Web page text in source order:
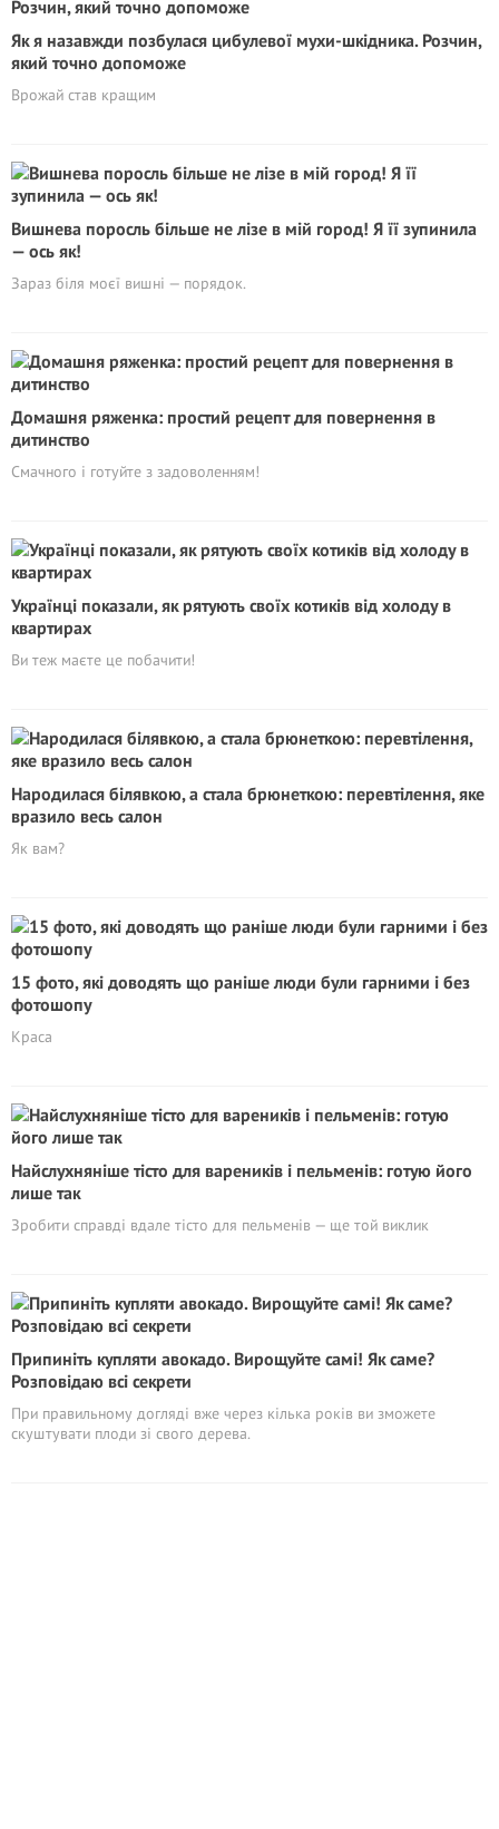
Як я назавжди позбулася цибулевої мухи-шкідника. Розчин,
який точно допоможе
Врожай став кращим
Вишнева поросль більше не лізе в мій город! Я її зупинила
— ось як!
Зараз біля моєї вишні — порядок.
Домашня ряженка: простий рецепт для повернення в
дитинство
Смачного і готуйте з задоволенням!
Українці показали, як рятують своїх котиків від холоду в
квартирах
Ви теж маєте це побачити!
Народилася білявкою, а стала брюнеткою: перевтілення, яке
вразило весь салон
Як вам?
15 фото, які доводять що раніше люди були гарними і без
фотошопу
Краса
Найслухняніше тісто для вареників і пельменів: готую його
лише так
Зробити справді вдале тісто для пельменів — ще той виклик
Припиніть купляти авокадо. Вирощуйте самі! Як саме?
Розповідаю всі секрети
При правильному догляді вже через кілька років ви зможете
скуштувати плоди зі свого дерева.